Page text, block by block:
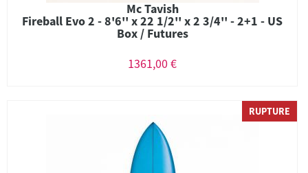
Mc Tavish
Fireball Evo 2 - 8'6'' x 22 1/2'' x 2 3/4'' - 2+1 - US
Box / Futures
1361,00 €
RUPTURE